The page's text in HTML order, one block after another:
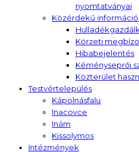
nyomtatványai
Közérdekű
Körzeti
Hibabejelentés
Kéményseprői
Közterület
Testvértelepülés
Kápolnásfalu
Inacovce
Inám
Kissolymos
Intézmények